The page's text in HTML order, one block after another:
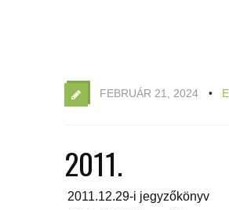
FEBRUÁR 21, 2024
2011.
2011.12.29-i jegyzőkönyv